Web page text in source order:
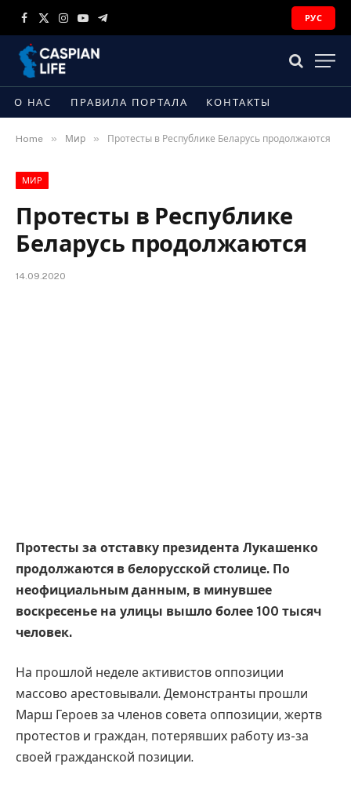
Facebook
X
Instagram
YouTubeTelegram
РУС
О НАС ПРАВИЛА ПОРТАЛА КОНТАКТЫ
Home » Мир » Протесты в Республике Беларусь продолжаются
МИР
Протесты в Республике
Беларусь продолжаются
14.09.2020
Протесты за отставку президента Лукашенко
продолжаются в белорусской столице. По
неофициальным данным, в минувшее
воскресенье на улицы вышло более 100 тысяч
человек.
На прошлой неделе активистов оппозиции
массово арестовывали. Демонстранты прошли
Марш Героев за членов совета оппозиции, жертв
протестов и граждан, потерявших работу из-за
своей гражданской позиции.